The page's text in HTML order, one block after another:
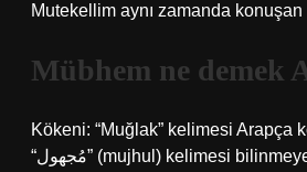
Mutekellim aynı zamanda konuşan
Mübhem ne demek
Kökeni: “Muğlak” kelimesi Arapça
“مُجهول” (mujhul) kelimesi bilinmeyen veya gizli